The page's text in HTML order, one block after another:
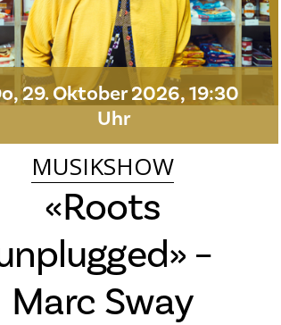
29. Oktober 2026, 19:30
Uhr
MUSIKSHOW
«Roots
–
Marc Sway